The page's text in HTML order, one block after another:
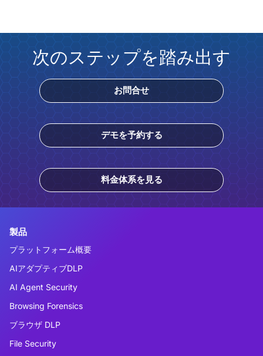
次のステップを踏み出す
お問合せ
デモを予約する
料金体系を見る
製品
プラットフォーム概要
AIアダプティブDLP
AI Agent Security
Browsing Forensics
ブラウザ DLP
File Security